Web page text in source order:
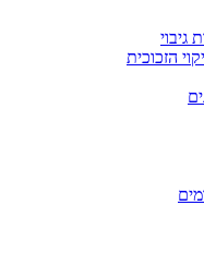
גיבוי
הזכוכית